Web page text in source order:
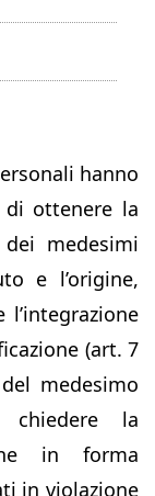
hanno
ottenere la
dei medesimi
e l’origine,
l’integrazione
(art. 7
medesimo
la
in forma
in violazione